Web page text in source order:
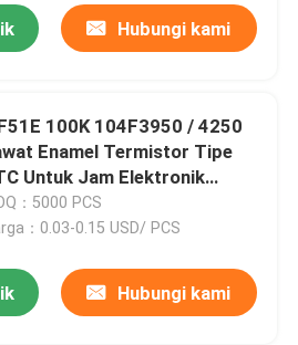
Hubungi kami
100K 104F3950 / 4250
Enamel Termistor Tipe
Untuk Jam Elektronik
Tangan
：5000 PCS
：0.03-0.15 USD/ PCS
Hubungi kami